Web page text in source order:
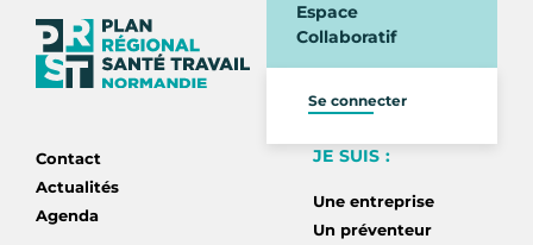
Espace
Collaboratif
Se connecter
Contact
Actualités
Agenda
JE SUIS :
Une entreprise
Un préventeur